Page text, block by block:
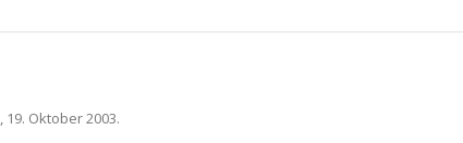
, 19. Oktober 2003.